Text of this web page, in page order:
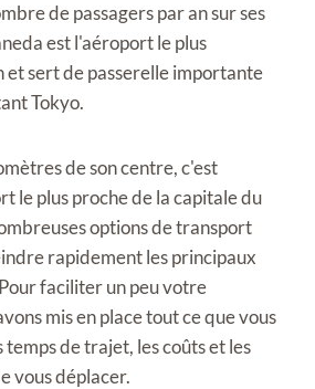
de passagers par an sur ses
est l'aéroport le plus
et sert de passerelle importante
Tokyo.
de son centre, c'est
le plus proche de la capitale du
options de transport
rapidement les principaux
faciliter un peu votre
mis en place tout ce que vous
de trajet, les coûts et les
vous déplacer.